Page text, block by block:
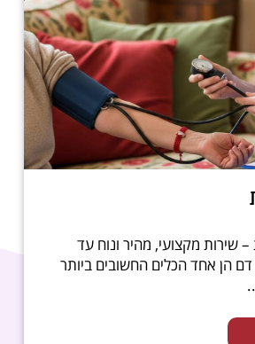
שירות מקצועי, מהיר ונוח עד
הן אחד הכלים החשובים ביותר